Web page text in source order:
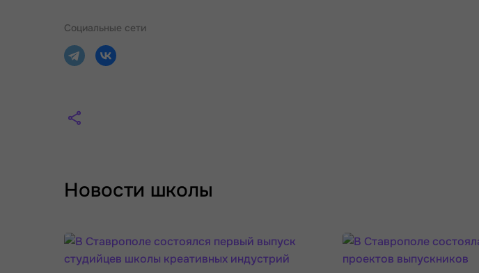
Социальные сети
Новости школы